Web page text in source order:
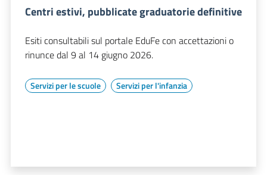
Centri estivi, pubblicate graduatorie definitive
Esiti consultabili sul portale EduFe con accettazioni o
rinunce dal 9 al 14 giugno 2026.
Servizi per le scuole Servizi per l'infanzia